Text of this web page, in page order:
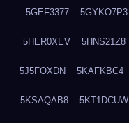
5GEF3377 5GYKO7P3
5HER0XEV 5HNS21Z8
5J5FOXDN 5KAFKBC4
5KSAQAB8 5KT1DCUW